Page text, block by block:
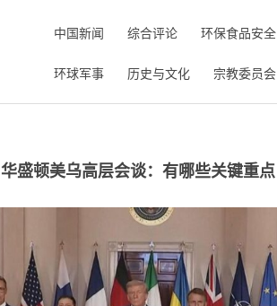
中国新闻 综合评论 环保食品安全
环球军事 历史与文化 宗教委员会
华盛顿美乌高层会谈：有哪些关键重点